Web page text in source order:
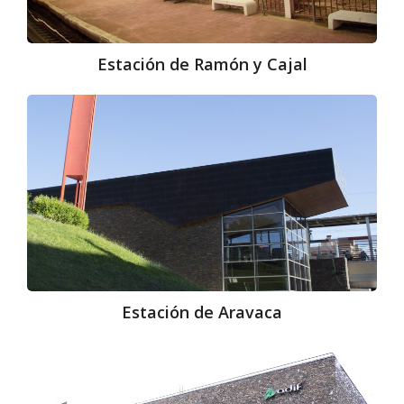
Estación de Ramón y Cajal
Estación de Aravaca
Mirasierra-